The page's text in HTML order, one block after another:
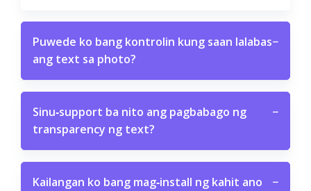
Puwede ko bang kontrolin kung saan lalabas
ang text sa photo?
−
Sinu‑support ba nito ang pagbabago ng
transparency ng text?
−
Kailangan ko bang mag‑install ng kahit ano
−